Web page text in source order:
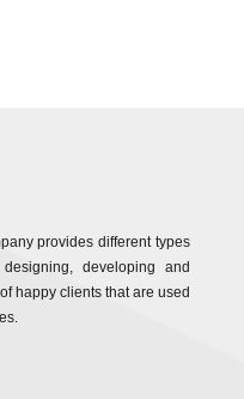
provides different types
developing and
happy clients that are used